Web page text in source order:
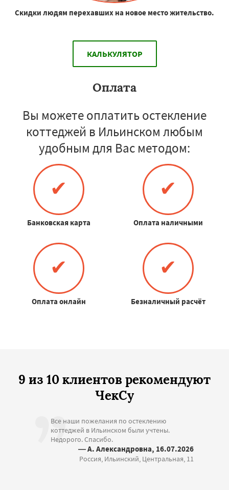
Скидки людям перехавших на новое место жительство.
КАЛЬКУЛЯТОР
Оплата
Вы можете оплатить остекление
коттеджей в Ильинском любым
удобным для Вас методом:
✔
Банковская карта
✔
Оплата наличными
✔
Оплата онлайн
✔
Безналичный расчёт
9 из 10 клиентов рекомендуют
ЧекСу
Все наши пожелания по остеклению
коттеджей в Ильинском были учтены.
Недорого. Спасибо.
— А. Александровна, 16.07.2026
Россия, Ильинский, Центральная, 11